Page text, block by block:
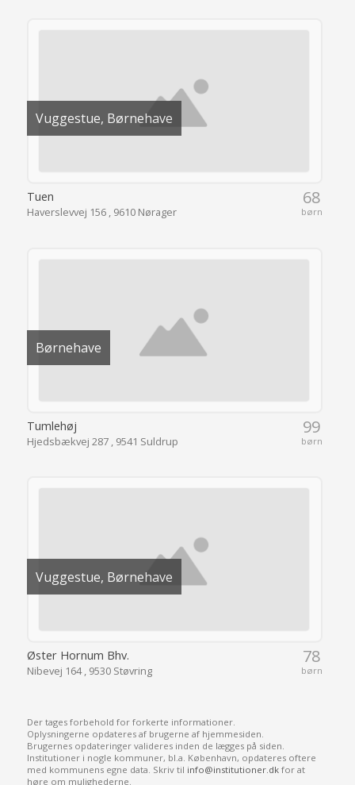
Vuggestue, Børnehave
68
børn
Tuen
Haverslevvej 156 , 9610 Nørager
Børnehave
99
børn
Tumlehøj
Hjedsbækvej 287 , 9541 Suldrup
Vuggestue, Børnehave
78
børn
Øster Hornum Bhv.
Nibevej 164 , 9530 Støvring
Der tages forbehold for forkerte informationer.
Oplysningerne opdateres af brugerne af hjemmesiden.
Brugernes opdateringer valideres inden de lægges på siden.
Institutioner i nogle kommuner, bl.a. København, opdateres oftere
med kommunens egne data. Skriv til info@institutioner.dkfor at
høre om mulighederne.